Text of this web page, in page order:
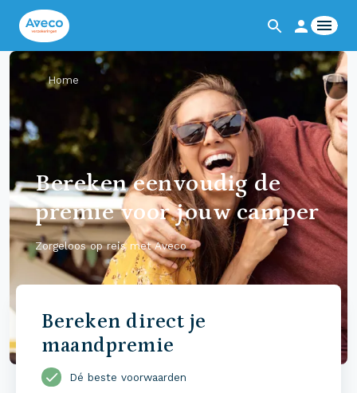
Home
Bereken eenvoudig de
premie voor jouw camper
Zorgeloos op reis met Aveco
Bereken direct je
maandpremie
Dé beste voorwaarden